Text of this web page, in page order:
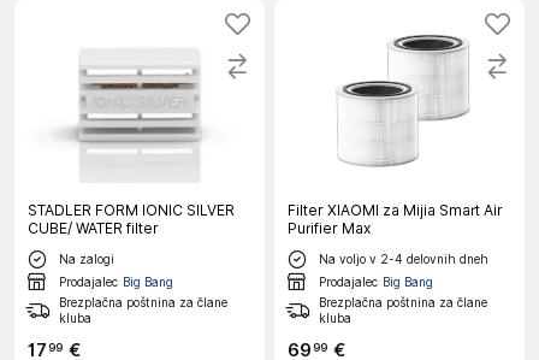
STADLER FORM IONIC SILVER
CUBE/ WATER filter
Na zalogi
Prodajalec Big Bang
Brezplačna poštnina za člane
kluba
1799 €
Filter XIAOMI za Mijia Smart Air
Purifier Max
Na voljo v 2-4 delovnih dneh
Prodajalec Big Bang
Brezplačna poštnina za člane
kluba
6999 €